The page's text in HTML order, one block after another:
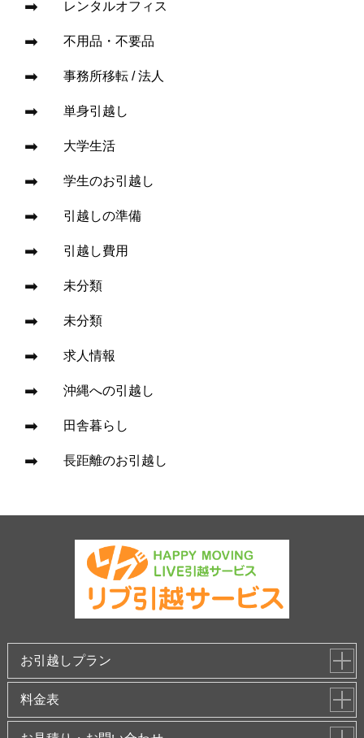
レンタルオフィス
不用品・不要品
事務所移転 / 法人
単身引越し
大学生活
学生のお引越し
引越しの準備
引越し費用
未分類
未分類
求人情報
沖縄への引越し
田舎暮らし
長距離のお引越し
お引越しプラン
料金表